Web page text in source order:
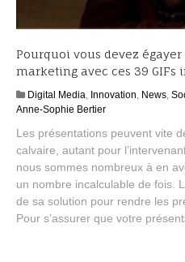
Pourquoi vous devez
marketing avec ces 39 GIFs
Digital Media, Innovation, News,
Anne-Sophie Bertier
Les présentations peuvent vite
calvaire, autant pour
nous sommes nombreux à en
un nombre incalculable de fois.
de sa solution pour rendre les
Pour s’assurer que votre